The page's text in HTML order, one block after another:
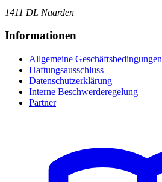
1411 DL Naarden
Informationen
Allgemeine Geschäftsbedingungen
Haftungsausschluss
Datenschutzerklärung
Interne Beschwerderegelung
Partner